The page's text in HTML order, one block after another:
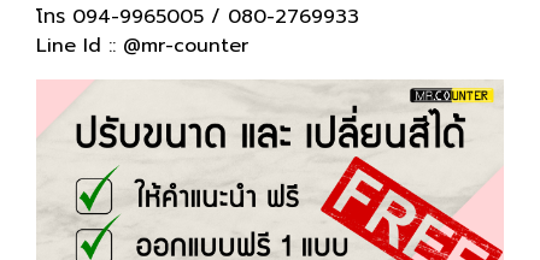
โทร 094-9965005 / 080-2769933
Line Id :: @mr-counter